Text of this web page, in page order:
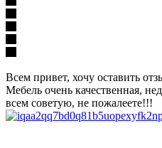
Всем привет, хочу оставить
Мебель очень качественная,
всем советую, не пожалеете!!!